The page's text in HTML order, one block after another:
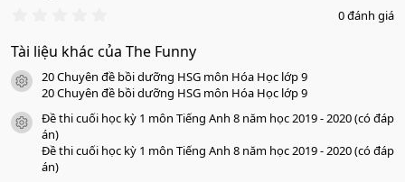
0
0
s
a
o
0 đánh giá
Tài liệu khác của The Funny
icon tài liệu
20 Chuyên đề bồi dưỡng HSG môn Hóa Học lớp 9
20 Chuyên đề bồi dưỡng HSG môn Hóa Học lớp 9
icon tài liệu
Đề thi cuối học kỳ 1 môn Tiếng Anh 8 năm học 2019 - 2020 (có đáp
án)
Đề thi cuối học kỳ 1 môn Tiếng Anh 8 năm học 2019 - 2020 (có đáp
án)